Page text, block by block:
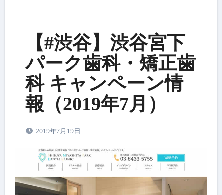
【#渋谷】渋谷宮下
パーク歯科・矯正歯
科 キャンペーン情
報（2019年7月）
2019年7月19日